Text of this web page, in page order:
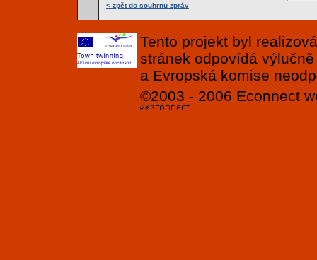
< zpět do souhrnu zpráv
Tento projekt byl
stránek odpovídá
a Evropská komise
©2003 - 2006 Econnect